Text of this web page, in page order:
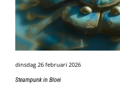
dinsdag 26 februari 2026
Steampunk in Bloei